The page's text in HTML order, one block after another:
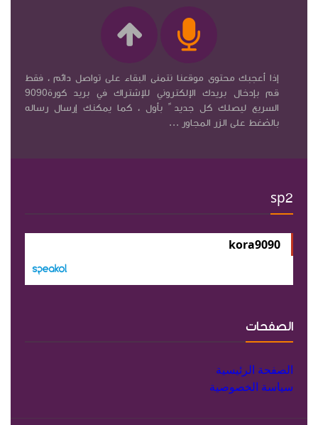
إذا أعجبك محتوى موقعنا نتمنى البقاء على تواصل دائم ، فقط
قم بإدخال بريدك الإلكتروني للإشتراك في بريد كورة9090
السريع ليصلك كل جديد ً بأول ، كما يمكنك إرسال رساله
بالضغط على الزر المجاور ...
sp2
kora9090
الصفحات
الصفحة الرئيسية
سياسة الخصوصية